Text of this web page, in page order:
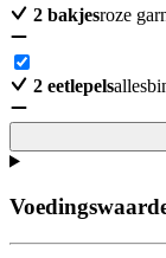
2 bakjesroze
2 eetlepels